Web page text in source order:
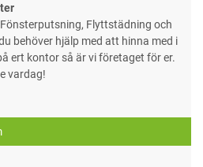
Flyttstädning och
behöver hjälp med att hinna med i
ert kontor så är vi företaget för er.
vardag!